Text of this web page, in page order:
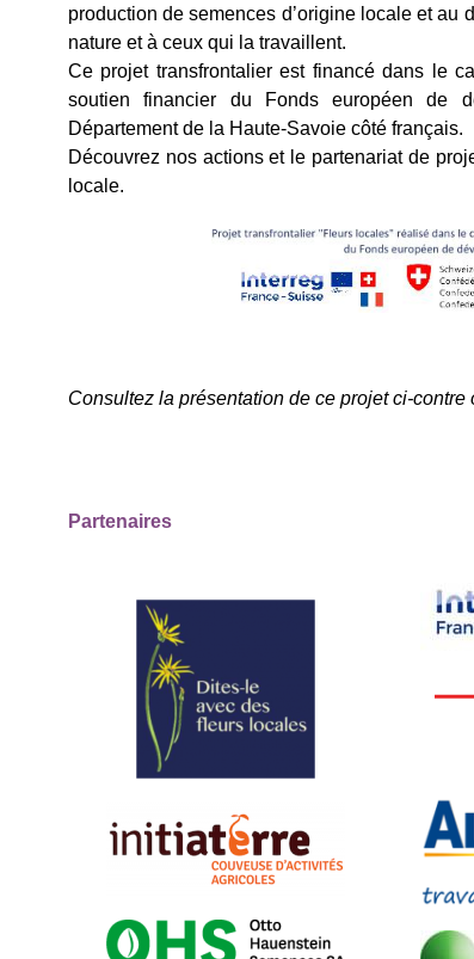
production de semences d’origine locale et au
nature et à ceux qui la travaillent.
Ce projet transfrontalier est financé dans le
soutien financier du Fonds européen de
Département de la Haute-Savoie côté français.
Découvrez nos actions et le partenariat de
locale.
Consultez la pré­sen­ta­tion de ce projet ci-
Partenaires